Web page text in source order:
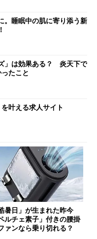
。睡眠中の肌に寄り添う新
」は効果ある？ 炎天下で
たこと
叶える求人サイト
酷暑日」が生まれた昨今
ルチェ素子」付きの腰掛
ァンなら乗り切れる？